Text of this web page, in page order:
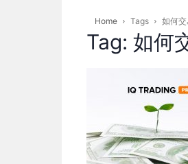
Home Tags 如何
Tag: 如何